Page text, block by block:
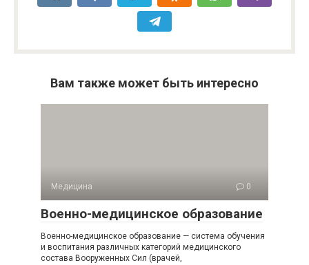
Вам также может быть интересно
Медицина 0
Военно-медицинское образование
Военно-медицинское образование — система обучения
и воспитания различных категорий медицинского
состава Вооруженных Сил (врачей,